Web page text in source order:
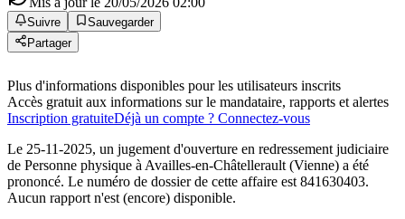
Suivre
Sauvegarder
Partager
Plus d'informations disponibles pour les utilisateurs inscrits
Accès gratuit aux informations sur le mandataire, rapports et alertes
Inscription gratuiteDéjà un compte ? Connectez-vous
Le 25-11-2025, un jugement d'ouverture en redressement judiciaire
de Personne physique à Availles-en-Châtellerault (Vienne) a été
prononcé. Le numéro de dossier de cette affaire est 841630403.
Aucun rapport n'est (encore) disponible.